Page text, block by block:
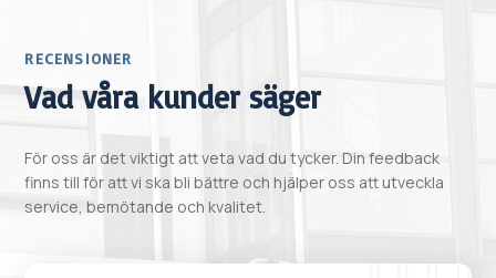
RECENSIONER
Vad våra kunder säger
För oss är det viktigt att veta vad du tycker. Din feedback
finns till för att vi ska bli bättre och hjälper oss att utveckla
service, bemötande och kvalitet.